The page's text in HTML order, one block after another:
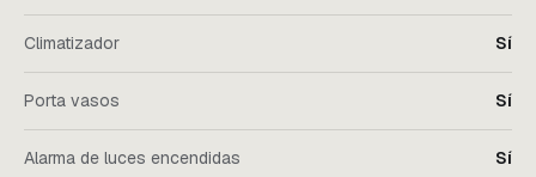
Climatizador Sí
Porta vasos Sí
Alarma de luces encendidas Sí